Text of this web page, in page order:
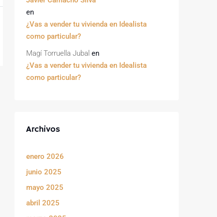
en
¿Vas a vender tu vivienda en Idealista
como particular?
Magí Torruella Jubal en
¿Vas a vender tu vivienda en Idealista
como particular?
Archivos
enero 2026
junio 2025
mayo 2025
abril 2025